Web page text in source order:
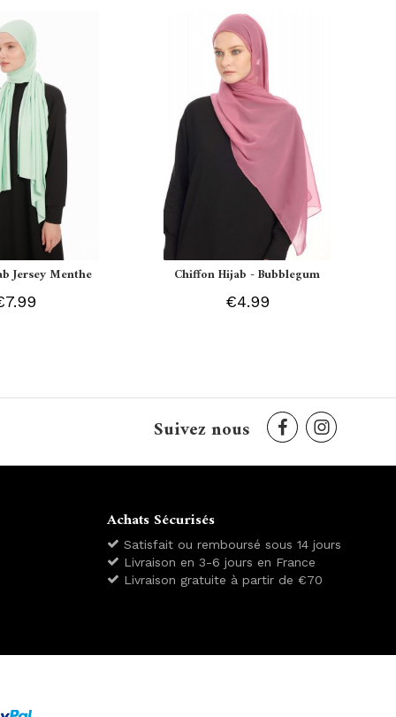
Jersey Menthe Chiffon Hijab - Bubblegum
€4.99
Suivez nous
Achats Sécurisés
Satisfait ou remboursé sous 14 jours
Livraison en 3-6 jours en France
Livraison gratuite à partir de €70